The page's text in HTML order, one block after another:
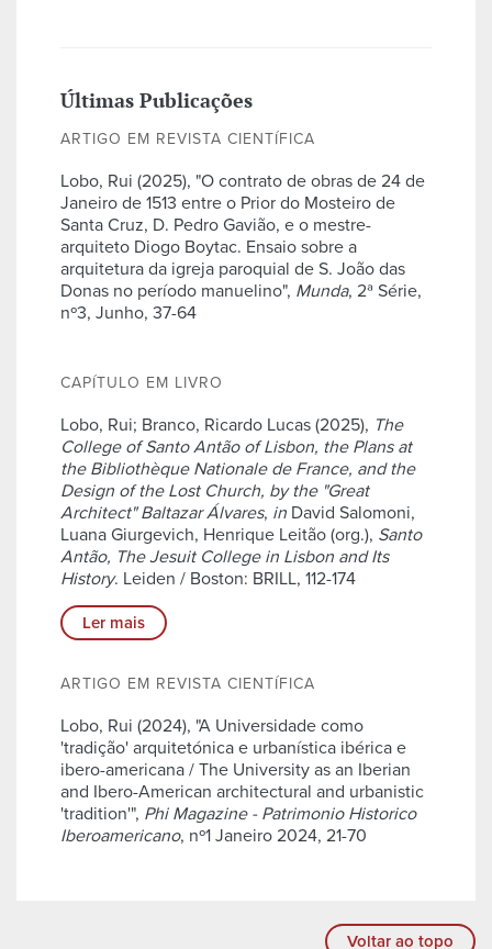
Últimas Publicações
ARTIGO EM REVISTA CIENTÍFICA
Lobo, Rui (2025), "O contrato de obras de 24 de
Janeiro de 1513 entre o Prior do Mosteiro de
Santa Cruz, D. Pedro Gavião, e o mestre-
arquiteto Diogo Boytac. Ensaio sobre a
arquitetura da igreja paroquial de S. João das
Donas no período manuelino", Munda, 2ª Série,
nº3, Junho, 37-64
CAPÍTULO EM LIVRO
Lobo, Rui; Branco, Ricardo Lucas (2025), The
College of Santo Antão of Lisbon, the Plans at
the Bibliothèque Nationale de France, and the
Design of the Lost Church, by the "Great
Architect" Baltazar Álvares, in David Salomoni,
Luana Giurgevich, Henrique Leitão (org.), Santo
Antão, The Jesuit College in Lisbon and Its
History. Leiden / Boston: BRILL, 112-174
Ler mais
ARTIGO EM REVISTA CIENTÍFICA
Lobo, Rui (2024), "A Universidade como
'tradição' arquitetónica e urbanística ibérica e
ibero-americana / The University as an Iberian
and Ibero-American architectural and urbanistic
'tradition'", Phi Magazine - Patrimonio Historico
Iberoamericano, nº1 Janeiro 2024, 21-70
Voltar ao topo